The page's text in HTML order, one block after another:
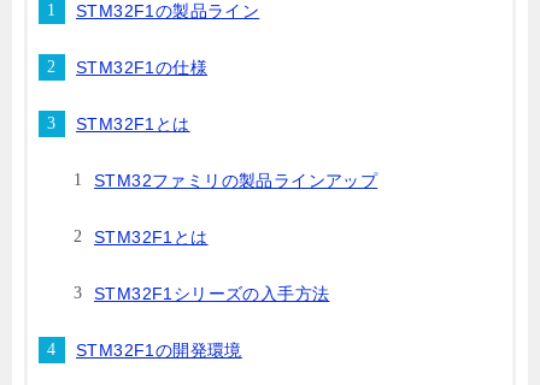
STM32F1の製品ライン
STM32F1の仕様
STM32F1とは
STM32ファミリの製品ラインアップ
STM32F1とは
STM32F1シリーズの入手方法
STM32F1の開発環境